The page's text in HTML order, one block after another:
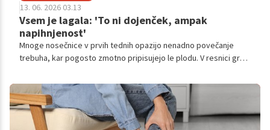
13. 06. 2026 03.13
Vsem je lagala: 'To ni dojenček, ampak
napihnjenost'
Mnoge nosečnice v prvih tednih opazijo nenadno povečanje
trebuha, kar pogosto zmotno pripisujejo le plodu. V resnici gre v
ki je povsem normalen del zgodnjega nosečniškega obdobja. A
vplivničina zgodba je bila malo drugačna iz povsem preprostega
razloga.